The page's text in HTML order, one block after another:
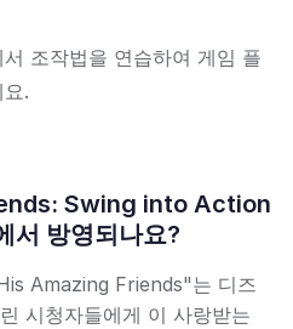
조작법을 연습하여 게임 플
.
Swing into Action
서 방영되나요?
Amazing Friends"는 디즈
시청자들에게 이 사랑받는